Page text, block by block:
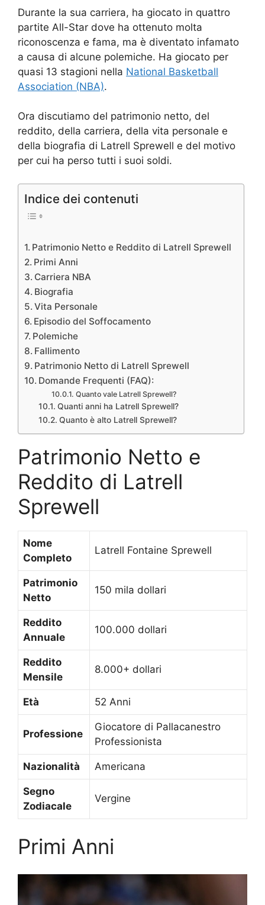
Durante la sua carriera, ha giocato in quattro
partite All-Star dove ha ottenuto molta
riconoscenza e fama, ma è diventato infamato
a causa di alcune polemiche. Ha giocato per
quasi 13 stagioni nella National Basketball
Association (NBA).
Ora discutiamo del patrimonio netto, del
reddito, della carriera, della vita personale e
della biografia di Latrell Sprewell e del motivo
per cui ha perso tutti i suoi soldi.
Indice dei contenuti
Patrimonio Netto e Reddito di Latrell Sprewell
Primi Anni
Carriera NBA
Biografia
Vita Personale
Episodio del Soffocamento
Polemiche
Fallimento
Patrimonio Netto di Latrell Sprewell
Domande Frequenti (FAQ):
Quanto vale Latrell Sprewell?
Quanti anni ha Latrell Sprewell?
Quanto è alto Latrell Sprewell?
Patrimonio Netto e
Reddito di Latrell
Sprewell
Nome
Completo
Latrell Fontaine Sprewell
Patrimonio
Netto
150 mila dollari
Reddito
Annuale
100.000 dollari
Reddito
Mensile
8.000+ dollari
Età 52 Anni
Professione
Giocatore di Pallacanestro
Professionista
Nazionalità Americana
Segno
Zodiacale
Vergine
Primi Anni